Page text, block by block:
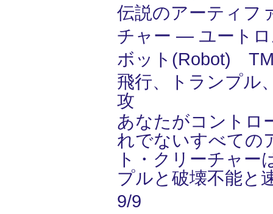
伝説のアーティフ
チャー ― ユート
ボット(Robot)
飛行、トランプル
攻
あなたがコントロ
れでないすべての
ト・クリーチャー
プルと破壊不能と
9/9